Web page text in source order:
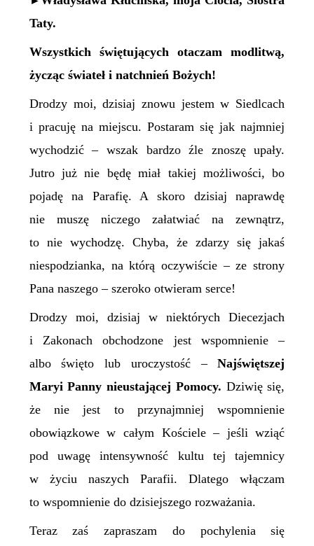
Taty.
Wszystkich świętujących otaczam modlitwą,
życząc świateł i natchnień Bożych!
Drodzy moi, dzisiaj znowu jestem w Siedlcach
i pracuję na miejscu. Postaram się jak najmniej
wychodzić – wszak bardzo źle znoszę upały.
Jutro już nie będę miał takiej możliwości, bo
pojadę na Parafię. A skoro dzisiaj naprawdę
nie muszę niczego załatwiać na zewnątrz,
to nie wychodzę. Chyba, że zdarzy się jakaś
niespodzianka, na którą oczywiście – ze strony
Pana naszego – szeroko otwieram serce!
Drodzy moi, dzisiaj w niektórych Diecezjach
i Zakonach obchodzone jest wspomnienie –
albo święto lub uroczystość –Najświętszej
Maryi Panny nieustającej Pomocy. Dziwię się,
że nie jest to przynajmniej wspomnienie
obowiązkowe w całym Kościele – jeśli wziąć
pod uwagę intensywność kultu tej tajemnicy
w życiu naszych Parafii. Dlatego włączam
to wspomnienie do dzisiejszego rozważania.
Teraz zaś zapraszam do pochylenia się